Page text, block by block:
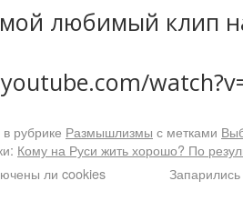
любимый клип
рубрике Размышлизмы с метками
Кому на Руси жить хорошо? По
ли cookies